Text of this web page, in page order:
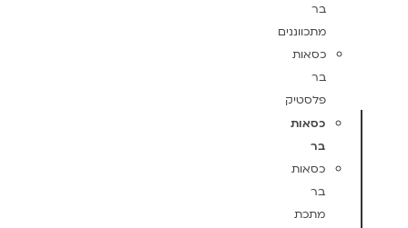
בר
מתכווננים
כסאות
בר
פלסטיק
כסאות
בר
כסאות
בר
מתכת